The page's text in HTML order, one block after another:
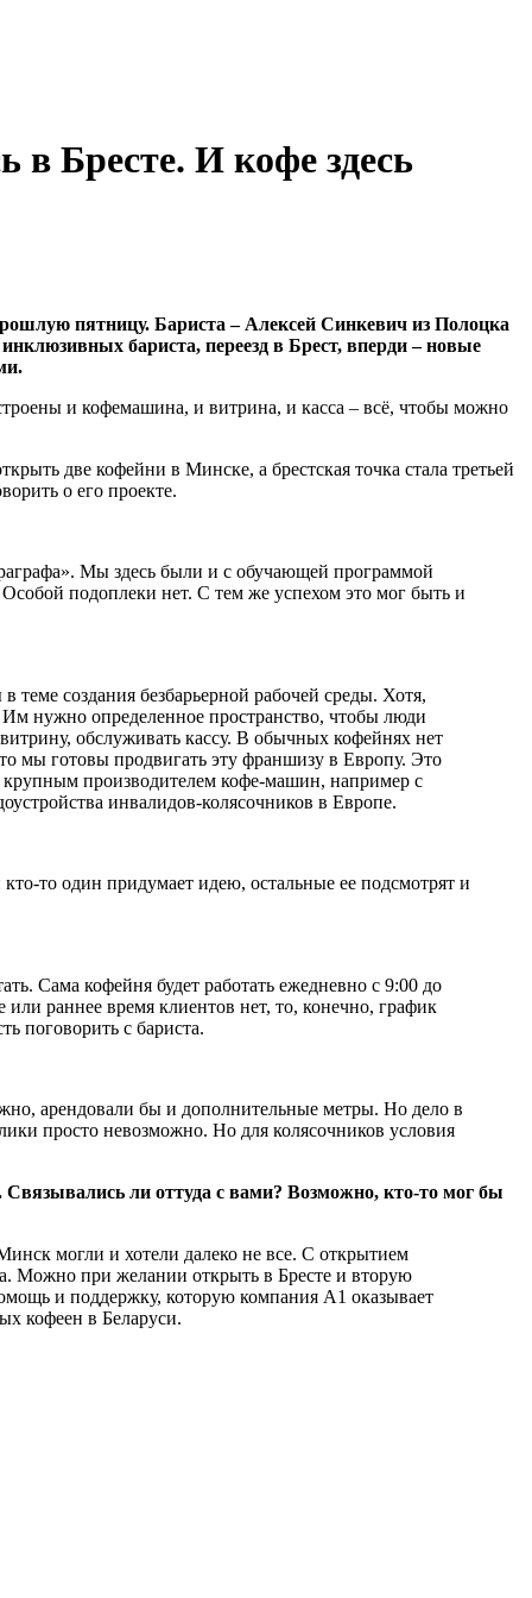
в Бресте. И кофе здесь
пятницу. Бариста – Алексей Синкевич из Полоцка
бариста, переезд в Брест, вперди – новые
и кофемашина, и витрина, и касса – всё, чтобы можно
две кофейни в Минске, а брестская точка стала третьей
о его проекте.
Мы здесь были и с обучающей программой
подоплеки нет. С тем же успехом это мог быть и
создания безбарьерной рабочей среды. Хотя,
нужно определенное пространство, чтобы люди
обслуживать кассу. В обычных кофейнях нет
мы готовы продвигать эту франшизу в Европу. Это
крупным производителем кофе-машин, например с
инвалидов-колясочников в Европе.
то один придумает идею, остальные ее подсмотрят и
Сама кофейня будет работать ежедневно с 9:00 до
раннее время клиентов нет, то, конечно, график
поговорить с бариста.
арендовали бы и дополнительные метры. Но дело в
просто невозможно. Но для колясочников условия
ли оттуда с вами? Возможно, кто-то мог бы
могли и хотели далеко не все. С открытием
Можно при желании открыть в Бресте и вторую
и поддержку, которую компания А1 оказывает
кофеен в Беларуси.